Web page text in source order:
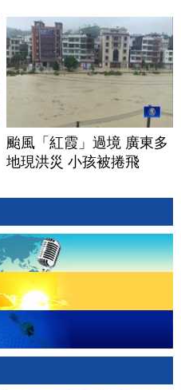
颱風「紅霞」過境 廣東多
地現洪災 小孩被捲飛